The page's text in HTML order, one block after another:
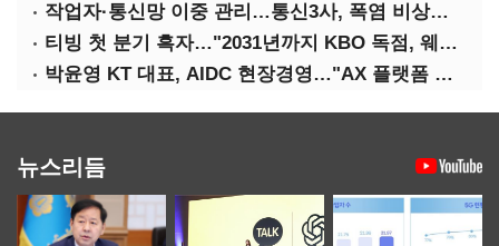
작업자·통신망 이중 관리…통신3사, 폭염 비상대응 돌입
티빙 첫 분기 흑자…"2031년까지 KBO 독점, 웨이브 합병도 속도"
박윤영 KT 대표, AIDC 현장경영…"AX 플랫폼 핵심 인프라로 키운다"
뉴스리듬